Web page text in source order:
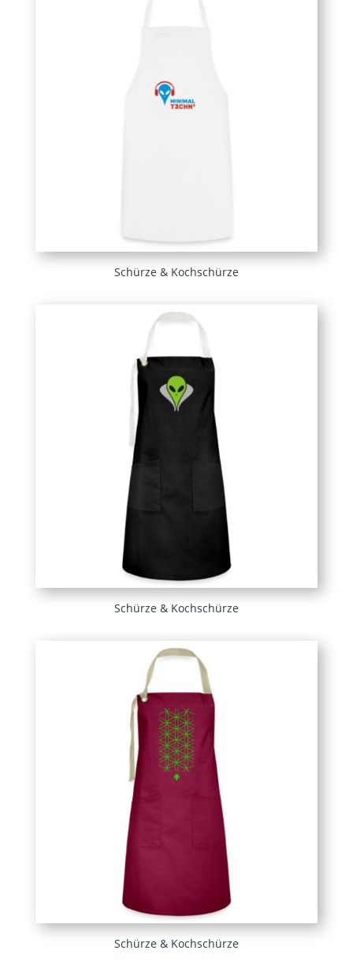
Schürze & Kochschürze
Schürze & Kochschürze
Schürze & Kochschürze